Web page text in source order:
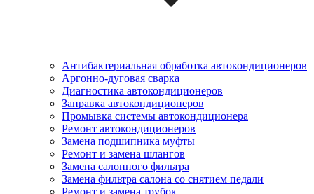
Антибактериальная обработка автокондиционеров
Аргонно-дуговая сварка
Диагностика автокондиционеров
Заправка автокондиционеров
Промывка системы автокондиционера
Ремонт автокондиционеров
Замена подшипника муфты
Ремонт и замена шлангов
Замена салонного фильтра
Замена фильтра салона со снятием педали
Ремонт и замена трубок